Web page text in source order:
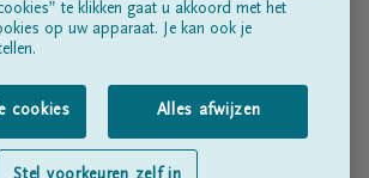
© DELA
Gebruiksvoorwaarden
Privacyverklaring
te klikken gaat u akkoord met het
op uw apparaat. Je kan ook je
cookies Alles afwijzen